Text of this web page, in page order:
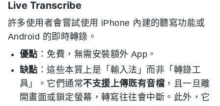
Live Transcribe
許多使用者會嘗試使用 iPhone 內建的聽寫功能或
Android 的即時轉錄。
優點 ：免費，無需安裝額外 App。
缺點 ：這些本質上是「輸入法」而非「轉錄工
具」。它們通常不支援上傳既有音檔 ，且一旦離
開畫面或鎖定螢幕，轉寫往往會中斷。此外，它